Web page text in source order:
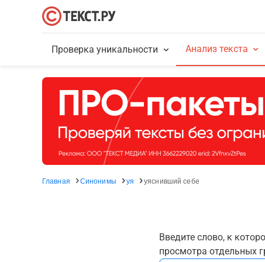
Проверка уникальности Анализ текста
Главная Синонимы уя уяснивший себе
Введите слово, к
просмотра отдельных